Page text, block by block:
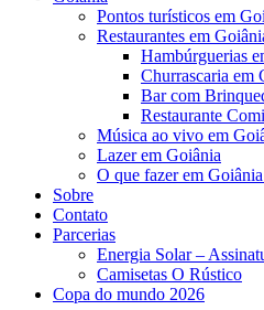
Pontos turísticos em
Restaurantes em
Hambúrguerias
Churrascaria em
Bar com
Restaurante
Música ao vivo em
Lazer em Goiânia
O que fazer em
Sobre
Contato
Parcerias
Energia Solar –
Camisetas O Rústico
Copa do mundo 2026